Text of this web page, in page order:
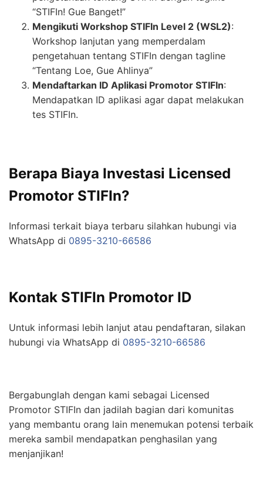
“STIFIn! Gue Banget!”
Mengikuti Workshop STIFIn Level 2 (WSL2):
Workshop lanjutan yang memperdalam
pengetahuan tentang STIFIn dengan tagline
“Tentang Loe, Gue Ahlinya”
Mendaftarkan ID Aplikasi Promotor STIFIn:
Mendapatkan ID aplikasi agar dapat melakukan
tes STIFIn.
Berapa Biaya Investasi Licensed
Promotor STIFIn?
Informasi terkait biaya terbaru silahkan hubungi via
WhatsApp di 0895-3210-66586
Kontak STIFIn Promotor ID
Untuk informasi lebih lanjut atau pendaftaran, silakan
hubungi via WhatsApp di 0895-3210-66586
Bergabunglah dengan kami sebagai Licensed
Promotor STIFIn dan jadilah bagian dari komunitas
yang membantu orang lain menemukan potensi terbaik
mereka sambil mendapatkan penghasilan yang
menjanjikan!